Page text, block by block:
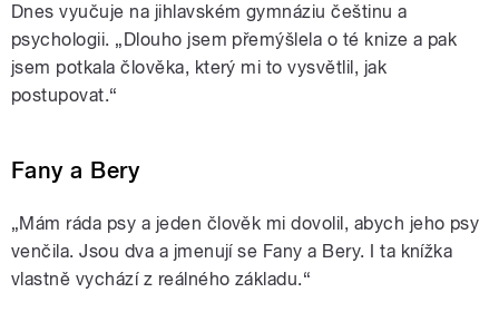
Dnes vyučuje na jihlavském gymnáziu češtinu a
psychologii. „Dlouho jsem přemýšlela o té knize a pak
jsem potkala člověka, který mi to vysvětlil, jak
postupovat.“
Fany a Bery
„Mám ráda psy a jeden člověk mi dovolil, abych jeho psy
venčila. Jsou dva a jmenují se Fany a Bery. I ta knížka
vlastně vychází z reálného základu.“